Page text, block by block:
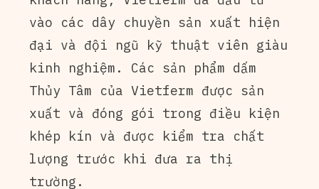
vào các dây chuyền sản xuất hiện
đại và đội ngũ kỹ thuật viên giàu
kinh nghiệm. Các sản phẩm dấm
Thủy Tâm của Vietferm được sản
xuất và đóng gói trong điều kiện
khép kín và được kiểm tra chất
lượng trước khi đưa ra thị
trường.